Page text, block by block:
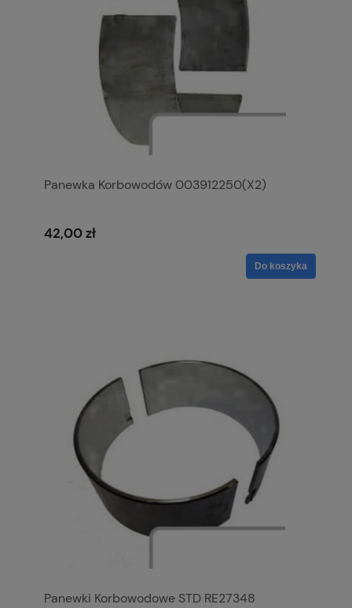
Panewka Korbowodów 003912250(X2)
42,00 zł
Do koszyka
Panewki Korbowodowe STD RE27348